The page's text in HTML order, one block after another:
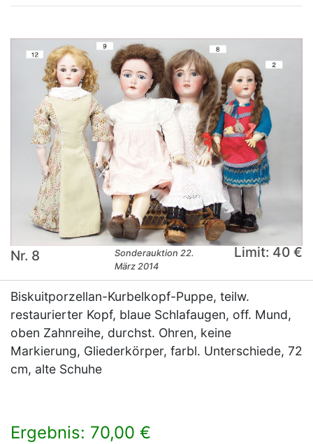
Nr. 8
Sonderauktion 22.
März 2014
Limit: 40 €
Biskuitporzellan-Kurbelkopf-Puppe, teilw.
restaurierter Kopf, blaue Schlafaugen, off. Mund,
oben Zahnreihe, durchst. Ohren, keine
Markierung, Gliederkörper, farbl. Unterschiede, 72
cm, alte Schuhe
Ergebnis: 70,00 €